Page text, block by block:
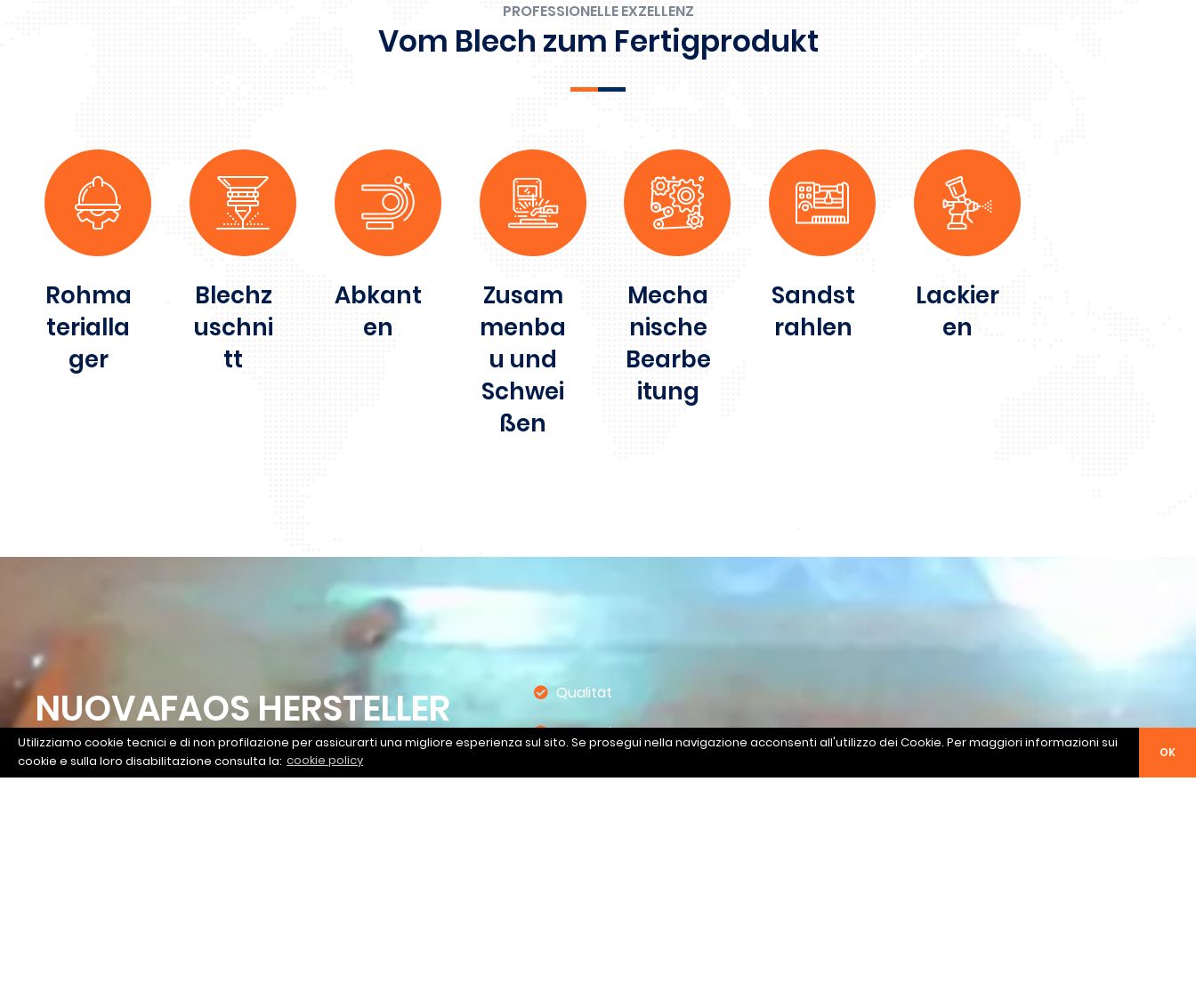
Utilizziamo cookie tecnici e di non profilazione per assicurarti una migliore esperienza sul sito. Se prosegui nella navigazione acconsenti all'utilizzo dei Cookie. Per maggiori informazioni sui
cookie e sulla loro disabilitazione consulta la: cookie policy OK
PROFESSIONELLE EXZELLENZ
Vom Blech zum Fertigprodukt
Rohma
terialla
ger
Blechz
uschni
tt
Abkant
en
Zusam
menba
u und
Schwei
ßen
Mecha
nische
Bearbe
itung
Sandst
rahlen
Lackier
en
NUOVAFAOS HERSTELLER
SEIT 1965
Qualität
Innovation